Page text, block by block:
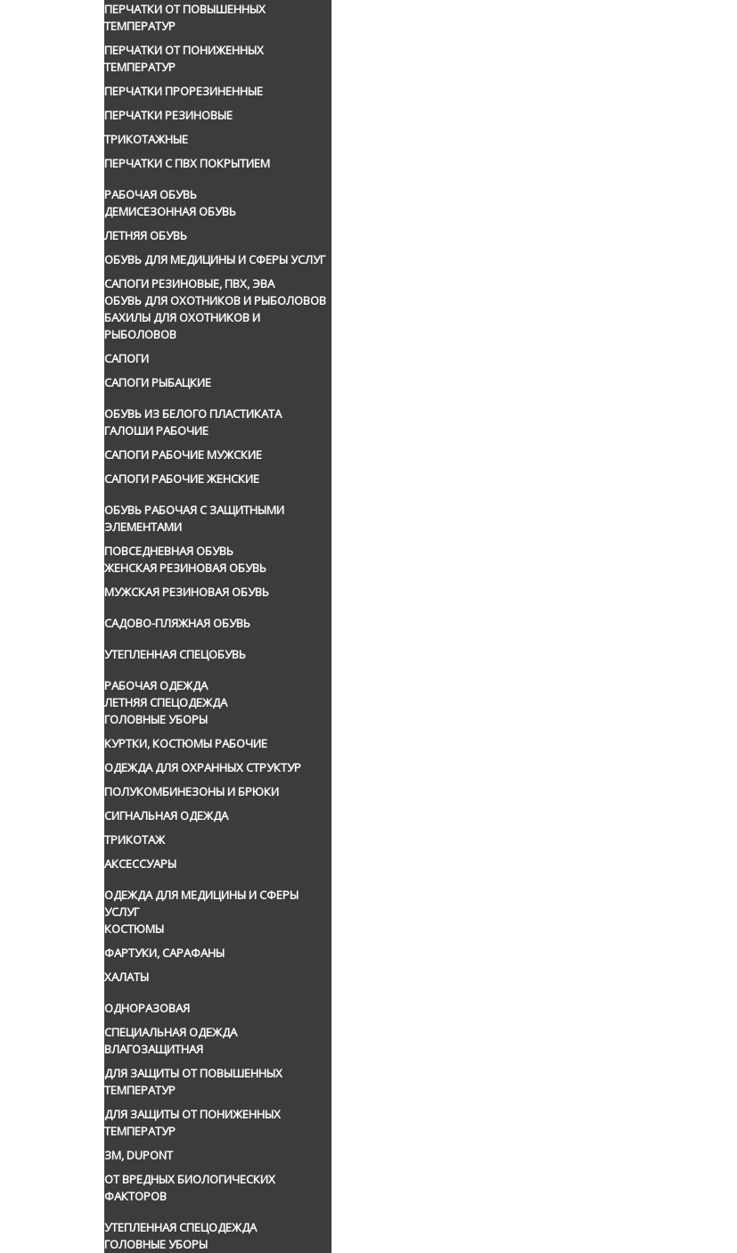
ПЕРЧАТКИ ОТ ПОВЫШЕННЫХ
ТЕМПЕРАТУР
ПЕРЧАТКИ ОТ ПОНИЖЕННЫХ
ТЕМПЕРАТУР
ПЕРЧАТКИ ПРОРЕЗИНЕННЫЕ
ПЕРЧАТКИ РЕЗИНОВЫЕ
ТРИКОТАЖНЫЕ
ПЕРЧАТКИ С ПВХ ПОКРЫТИЕМ
РАБОЧАЯ ОБУВЬ
ДЕМИСЕЗОННАЯ ОБУВЬ
ЛЕТНЯЯ ОБУВЬ
ОБУВЬ ДЛЯ МЕДИЦИНЫ И СФЕРЫ УСЛУГ
САПОГИ РЕЗИНОВЫЕ, ПВХ, ЭВА
ОБУВЬ ДЛЯ ОХОТНИКОВ И РЫБОЛОВОВ
БАХИЛЫ ДЛЯ ОХОТНИКОВ И
РЫБОЛОВОВ
САПОГИ
САПОГИ РЫБАЦКИЕ
ОБУВЬ ИЗ БЕЛОГО ПЛАСТИКАТА
ГАЛОШИ РАБОЧИЕ
САПОГИ РАБОЧИЕ МУЖСКИЕ
САПОГИ РАБОЧИЕ ЖЕНСКИЕ
ОБУВЬ РАБОЧАЯ С ЗАЩИТНЫМИ
ЭЛЕМЕНТАМИ
ПОВСЕДНЕВНАЯ ОБУВЬ
ЖЕНСКАЯ РЕЗИНОВАЯ ОБУВЬ
МУЖСКАЯ РЕЗИНОВАЯ ОБУВЬ
САДОВО-ПЛЯЖНАЯ ОБУВЬ
УТЕПЛЕННАЯ СПЕЦОБУВЬ
РАБОЧАЯ ОДЕЖДА
ЛЕТНЯЯ СПЕЦОДЕЖДА
ГОЛОВНЫЕ УБОРЫ
КУРТКИ, КОСТЮМЫ РАБОЧИЕ
ОДЕЖДА ДЛЯ ОХРАННЫХ СТРУКТУР
ПОЛУКОМБИНЕЗОНЫ И БРЮКИ
СИГНАЛЬНАЯ ОДЕЖДА
ТРИКОТАЖ
АКСЕССУАРЫ
ОДЕЖДА ДЛЯ МЕДИЦИНЫ И СФЕРЫ
УСЛУГ
КОСТЮМЫ
ФАРТУКИ, САРАФАНЫ
ХАЛАТЫ
ОДНОРАЗОВАЯ
СПЕЦИАЛЬНАЯ ОДЕЖДА
ВЛАГОЗАЩИТНАЯ
ДЛЯ ЗАЩИТЫ ОТ ПОВЫШЕННЫХ
ТЕМПЕРАТУР
ДЛЯ ЗАЩИТЫ ОТ ПОНИЖЕННЫХ
ТЕМПЕРАТУР
ЗМ, DUPONT
ОТ ВРЕДНЫХ БИОЛОГИЧЕСКИХ
ФАКТОРОВ
УТЕПЛЕННАЯ СПЕЦОДЕЖДА
ГОЛОВНЫЕ УБОРЫ